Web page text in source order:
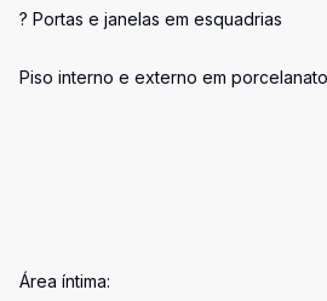
? Portas e janelas em esquadrias
Piso interno e externo em
Área íntima: